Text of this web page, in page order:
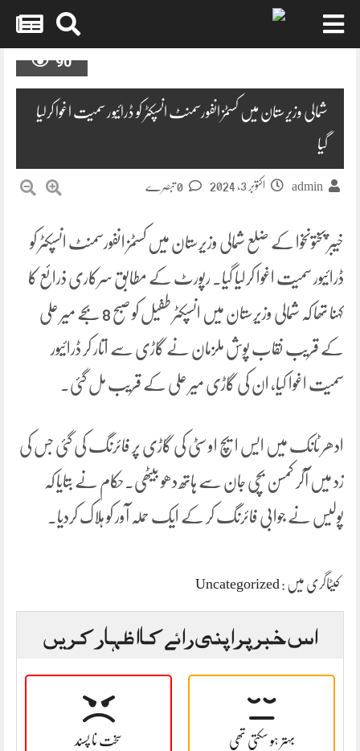
90
شمالی وزیرستان میں کسٹمز انفورسمنٹ انسپکٹر کو ڈرائیور سمیت اغوا کرلیا
گیا
admin اکتوبر 3, 2024
خیبر پختونخوا کے ضلع شمالی وزیرستان میں کسٹمز انفورسمنٹ انسپکٹر کو
ڈرائیور سمیت اغوا کرلیا گیا۔ رپورٹ کے مطابق سرکاری ذرائع کا
کہنا تھا کہ شمالی وزیرستان میں انسپکٹر طفیل کو صبح 8 بجے میر علی
کے قریب نقاب پوش ملزمان نے گاڑی سے اتار کر ڈرائیور
سمیت اغوا کیا، ان کی گاڑی میر علی کے قریب مل گئی۔
ادھر ٹانک میں ایس ایچ او سٹی کی گاڑی پر فائرنگ کی گئی جس کی
زد میں آکر کمسن بچی جان سے ہاتھ دھو بیٹھی۔حکام نے بتایا کہ
پولیس نے جوابی فائرنگ کر کے ایک حملہ آور کو ہلاک کردیا۔
کیٹاگری میں : Uncategorized
اس خبر پر اپنی رائے کا اظہار کریں
سخت نا پسند بہتر ہو سکتی تھی